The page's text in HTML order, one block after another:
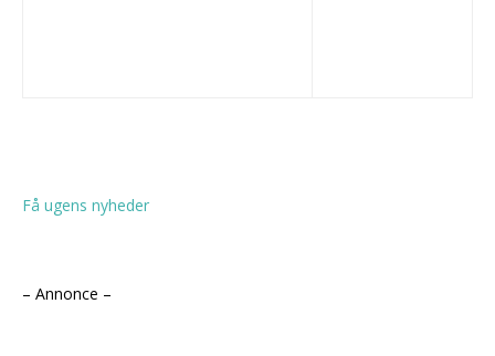
Få ugens nyheder
– Annonce –